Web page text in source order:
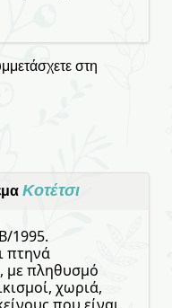
στη
Κοτέτσι
1995.
πτηνά
με πληθυσμό
χωριά,